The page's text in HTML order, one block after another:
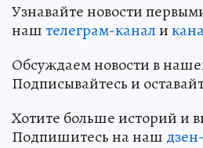
Узнавайте новости
наштелеграм-канали
Обсуждаем новости в
Подписывайтесь и
Хотите больше историй и
Подпишитесь на наш